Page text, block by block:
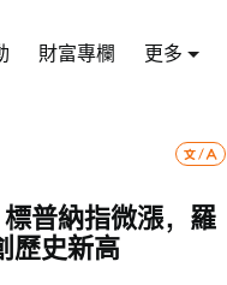
財富專欄 更多
普納指微漲，羅
歷史新高